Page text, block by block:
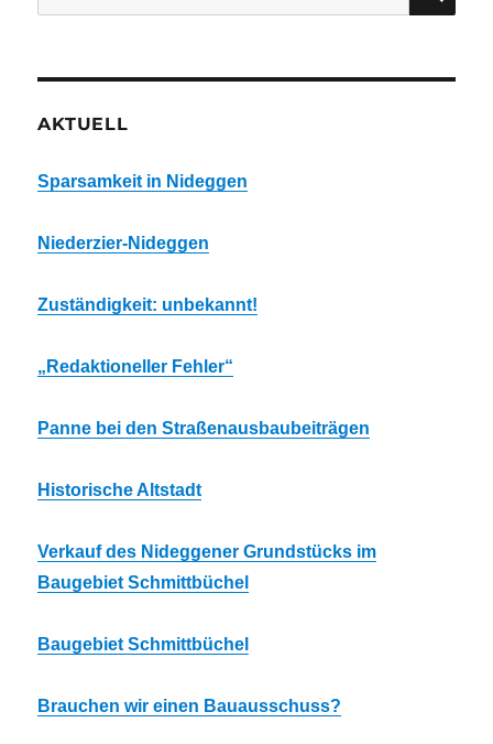
nach:
AKTUELL
Sparsamkeit in Nideggen
Niederzier-Nideggen
Zuständigkeit: unbekannt!
„Redaktioneller Fehler“
Panne bei den Straßenausbaubeiträgen
Historische Altstadt
Verkauf des Nideggener Grundstücks im
Baugebiet Schmittbüchel
Baugebiet Schmittbüchel
Brauchen wir einen Bauausschuss?